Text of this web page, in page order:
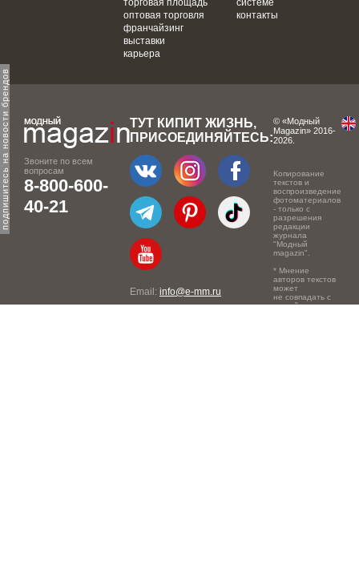
подпишитесь на новости брендов
торговая площадь
оптовая торговля
франчайзинг
выставки
карьера
системе
контакты
Звоните по всем
вопросам
8-800-600-
40-21
ТУТ КИПИТ ЖИЗНЬ,
ПРИСОЕДИНЯЙТЕСЬ:
Email: info@e-mm.ru
© «Модный
Magazin» 2016-
2026.
Копирование
текстов и
воспроизведение
фотоматериалов
- только с
разрешения
редакции
журнала
"Модный
magazin".
* Мнение
авторов текстов
может
не совпадать с
точкой зрения